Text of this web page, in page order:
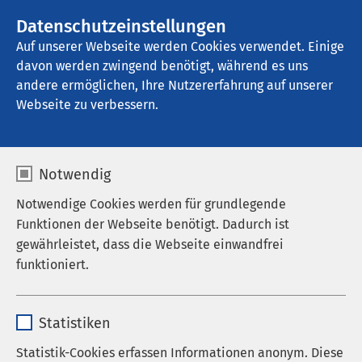
Datenschutzeinstellungen
Auf unserer Webseite werden Cookies verwendet. Einige
davon werden zwingend benötigt, während es uns
andere ermöglichen, Ihre Nutzererfahrung auf unserer
Webseite zu verbessern.
Notwendig
Notwendige Cookies werden für grundlegende
Funktionen der Webseite benötigt. Dadurch ist
gewährleistet, dass die Webseite einwandfrei
funktioniert.
Anbieter sgalinski
Statistiken
Statistik-Cookies erfassen Informationen anonym. Diese
AMEOS Therapiezentrum Ratzeburg
Kommunikation und
Öffentlichkeitsarbeit
Unsere neue E-Mail-Adresse
Liebe Kundinnen und Kunden,
ab sofort erreichen Sie uns unter folgender E-Mail-